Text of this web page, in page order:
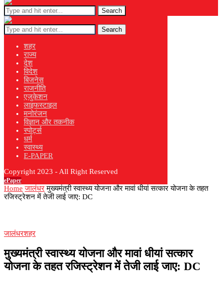
Search
Search
शहर
राज्य
देश
विदेश
बिजनेस
राजनीति
एजुकेशन
लाइफस्टाइल
मनोरंजन
विज्ञान और तकनीक
स्पोर्ट्स
धर्म
स्वास्थ्य
E-PAPER
Copyright 2023 - All Right Reserved
ePaper
Home जालंधर मुख्यमंत्री स्वास्थ्य योजना और मावां धीयां सत्कार योजना के तहत
रजिस्ट्रेशन में तेजी लाई जाए: DC
जालंधरशहर
मुख्यमंत्री स्वास्थ्य योजना और मावां धीयां सत्कार
योजना के तहत रजिस्ट्रेशन में तेजी लाई जाए: DC